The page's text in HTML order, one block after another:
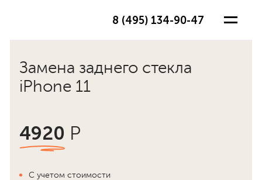
8 (495) 134-90-47
Замена заднего стекла
iPhone 11
4920 Р
С учетом стоимости